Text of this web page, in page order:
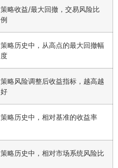
策略收益/最大回撤，交易风险比
例
策略历史中，从高点的最大回撤幅
度
策略风险调整后收益指标，越高越
好
策略历史中，相对基准的收益率
策略历史中，相对市场系统风险比